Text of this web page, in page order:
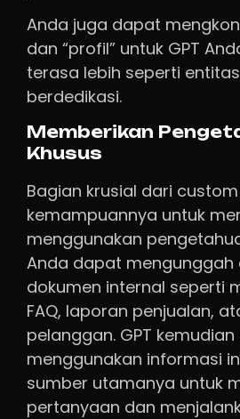
Anda juga dapat
dan “profil” untuk GPT
terasa lebih seperti
berdedikasi.
Memberikan
Khusus
Bagian krusial dari
kemampuannya untuk
menggunakan
Anda dapat mengunggah
dokumen internal seperti
FAQ, laporan penjualan,
pelanggan. GPT kemudian
menggunakan informasi
sumber utamanya untuk
pertanyaan dan